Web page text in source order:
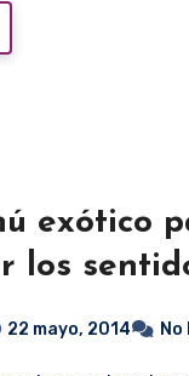
exótico
los
22 mayo, 2014